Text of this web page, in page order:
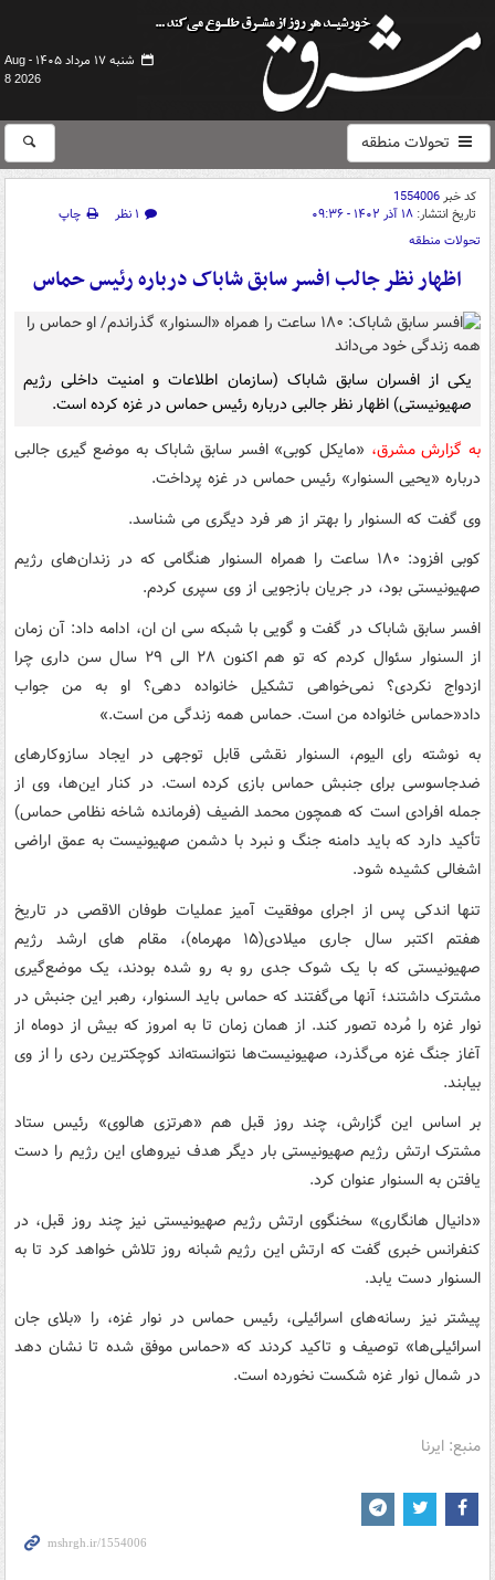
شنبه ۱۷ مرداد ۱۴۰۵ -
Aug
8 2026
تحولات منطقه
کد خبر1554006
تاریخ انتشار: ۱۸ آذر ۱۴۰۲ - ۰۹:۳۶ ۱ نظر
چاپ
تحولات منطقه
اظهار نظر جالب افسر سابق شاباک درباره رئیس حماس
یکی از افسران سابق شاباک (سازمان اطلاعات و امنیت داخلی رژیم
صهیونیستی) اظهار نظر جالبی درباره رئیس حماس در غزه کرده است.
به گزارش مشرق، «مایکل کوبی» افسر سابق شاباک به موضع گیری جالبی
درباره «یحیی السنوار» رئیس حماس در غزه پرداخت.
وی گفت که السنوار را بهتر از هر فرد دیگری می شناسد.
کوبی افزود: ۱۸۰ ساعت را همراه السنوار هنگامی که در زندان‌های رژیم
صهیونیستی بود، در جریان بازجویی از وی سپری کردم.
افسر سابق شاباک در گفت و گویی با شبکه سی ان ان، ادامه داد: آن زمان
از السنوار سئوال کردم که تو هم اکنون ۲۸ الی ۲۹ سال سن داری چرا
ازدواج نکردی؟ نمی‌خواهی تشکیل خانواده دهی؟ او به من جواب
داد«حماس خانواده من است. حماس همه زندگی من است.»
به نوشته رای الیوم، السنوار نقشی قابل توجهی در ایجاد سازوکارهای
ضدجاسوسی برای جنبش حماس بازی کرده است. در کنار این‌ها، وی از
جمله افرادی است که همچون محمد الضیف (فرمانده شاخه نظامی حماس)
تأکید دارد که باید دامنه جنگ و نبرد با دشمن صهیونیست به عمق اراضی
اشغالی کشیده شود.
تنها اندکی پس از اجرای موفقیت آمیز عملیات طوفان الاقصی در تاریخ
هفتم اکتبر سال جاری میلادی(۱۵ مهرماه)، مقام های ارشد رژیم
صهیونیستی که با یک شوک جدی رو به رو شده بودند، یک موضع‌گیری
مشترک داشتند؛ آنها می‌گفتند که حماس باید السنوار، رهبر این جنبش در
نوار غزه را مُرده تصور کند. از همان زمان تا به امروز که بیش از دوماه از
آغاز جنگ غزه می‌گذرد، صهیونیست‌ها نتوانسته‌اند کوچکترین ردی را از وی
بیابند.
بر اساس این گزارش، چند روز قبل هم «هرتزی هالوی» رئیس ستاد
مشترک ارتش رژیم صهیونیستی بار دیگر هدف نیروهای این رژیم را دست
یافتن به السنوار عنوان کرد.
«دانیال هانگاری» سخنگوی ارتش رژیم صهیونیستی نیز چند روز قبل، در
کنفرانس خبری گفت که ارتش این رژیم شبانه روز تلاش خواهد کرد تا به
السنوار دست یابد.
پیشتر نیز رسانه‌های اسرائیلی، رئیس حماس در نوار غزه، را «بلای جان
اسرائیلی‌ها» توصیف و تاکید کردند که «حماس موفق شده تا نشان دهد
در شمال نوار غزه شکست نخورده است.
منبع: ایرنا